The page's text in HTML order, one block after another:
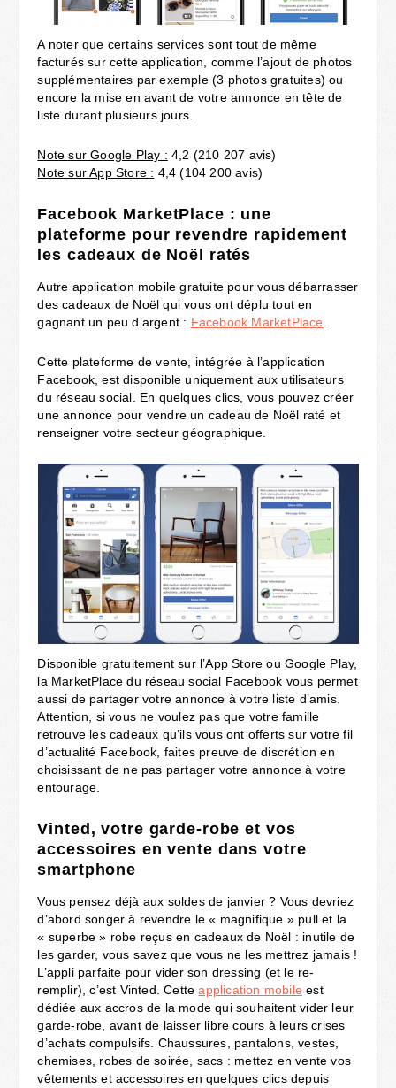
A noter que certains services sont tout de même
facturés sur cette application, comme l’ajout de photos
supplémentaires par exemple (3 photos gratuites) ou
encore la mise en avant de votre annonce en tête de
liste durant plusieurs jours.
Note sur Google Play : 4,2 (210 207 avis)
Note sur App Store : 4,4 (104 200 avis)
Facebook MarketPlace : une
plateforme pour revendre rapidement
les cadeaux de Noël ratés
Autre application mobile gratuite pour vous débarrasser
des cadeaux de Noël qui vous ont déplu tout en
gagnant un peu d’argent : Facebook MarketPlace
Cette plateforme de vente, intégrée à l’application
Facebook, est disponible uniquement aux utilisateurs
du réseau social. En quelques clics, vous pouvez créer
une annonce pour vendre un cadeau de Noël raté et
renseigner votre secteur géographique.
Disponible gratuitement sur l’App Store ou Google Play,
la MarketPlace du réseau social Facebook vous permet
aussi de partager votre annonce à votre liste d’amis.
Attention, si vous ne voulez pas que votre famille
retrouve les cadeaux qu’ils vous ont offerts sur votre fil
d’actualité Facebook, faites preuve de discrétion en
choisissant de ne pas partager votre annonce à votre
entourage.
Vinted, votre garde-robe et vos
accessoires en vente dans votre
smartphone
Vous pensez déjà aux soldes de janvier ? Vous devriez
d’abord songer à revendre le « magnifique » pull et la
« superbe » robe reçus en cadeaux de Noël : inutile de
les garder, vous savez que vous ne les mettrez jamais !
L’appli parfaite pour vider son dressing (et le re-
remplir), c’est Vinted. Cetteapplication mobile est
dédiée aux accros de la mode qui souhaitent vider leur
garde-robe, avant de laisser libre cours à leurs crises
d’achats compulsifs. Chaussures, pantalons, vestes,
chemises, robes de soirée, sacs : mettez en vente vos
vêtements et accessoires en quelques clics depuis